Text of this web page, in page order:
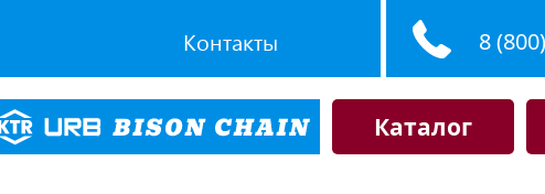
Контакты 8
Каталог